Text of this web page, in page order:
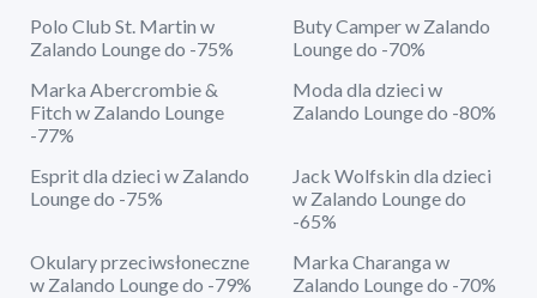
Polo Club St. Martin w
Zalando Lounge do -75%
Buty Camper w Zalando
Lounge do -70%
Marka Abercrombie &
Fitch w Zalando Lounge
-77%
Moda dla dzieci w
Zalando Lounge do -80%
Esprit dla dzieci w Zalando
Lounge do -75%
Jack Wolfskin dla dzieci
w Zalando Lounge do
-65%
Okulary przeciwsłoneczne
w Zalando Lounge do -79%
Marka Charanga w
Zalando Lounge do -70%